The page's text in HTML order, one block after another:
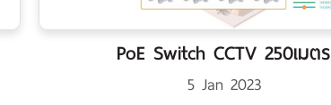
PoE Switch CCTV 250เมตร
5 Jan 2023